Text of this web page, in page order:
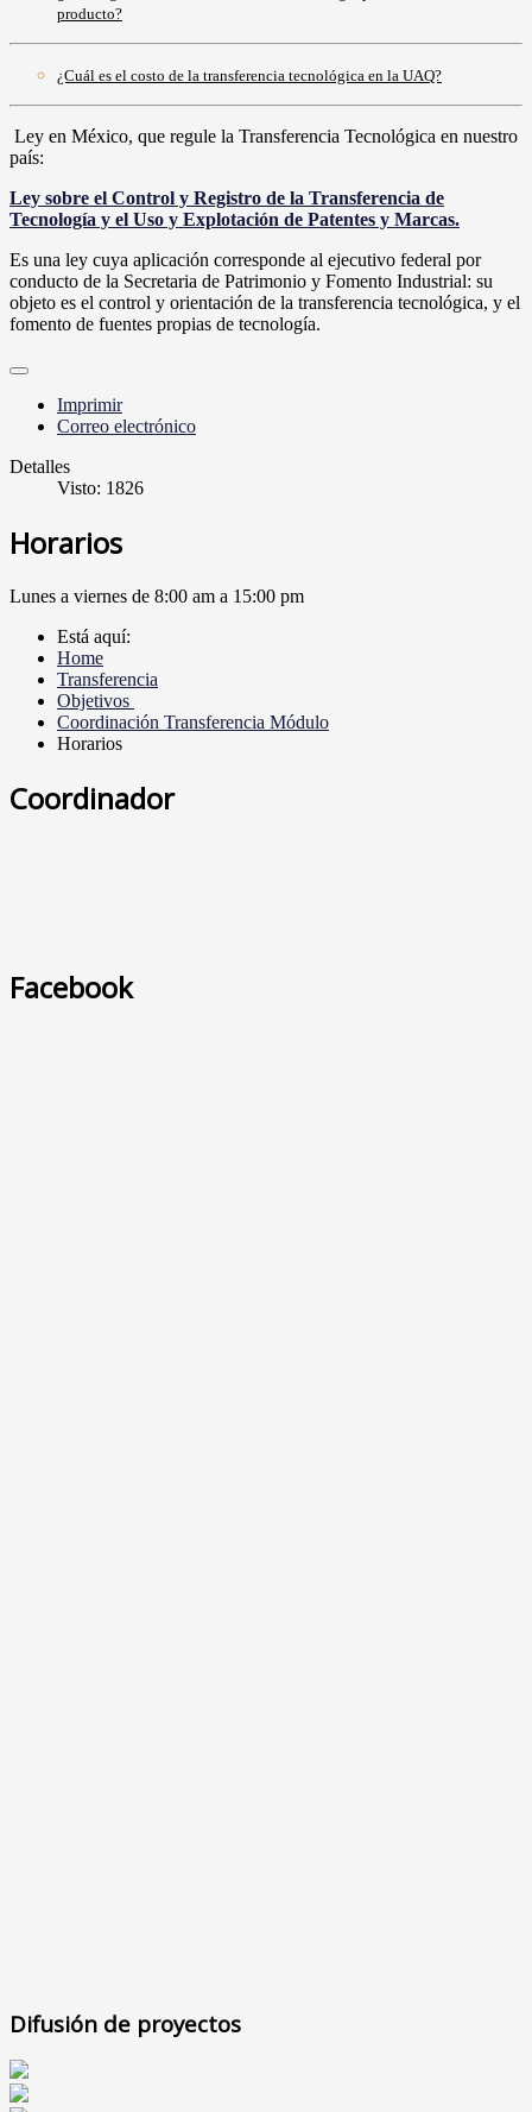
producto?
¿Cuál es el costo de la transferencia tecnológica en la UAQ?
Ley en México, que regule la Transferencia Tecnológica en nuestro
país:
Ley sobre el Control y Registro de la Transferencia de
Tecnología y el Uso y Explotación de Patentes y Marcas.
Es una ley cuya aplicación corresponde al ejecutivo federal por
conducto de la Secretaria de Patrimonio y Fomento Industrial: su
objeto es el control y orientación de la transferencia tecnológica, y el
fomento de fuentes propias de tecnología.
Imprimir
Correo electrónico
Detalles
Visto: 1826
Horarios
Lunes a viernes de 8:00 am a 15:00 pm
Está aquí:
Home
Transferencia
Objetivos
Coordinación Transferencia Módulo
Horarios
Coordinador
Facebook
Difusión de proyectos